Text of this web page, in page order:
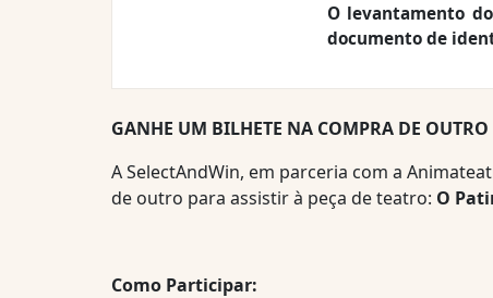
O levantamento
documento de
GANHE UM BILHETE NA COMPRA DE OUTRO
A SelectAndWin, em parceria com a
de outro para assistir à peça de teatro: O
Como Participar: